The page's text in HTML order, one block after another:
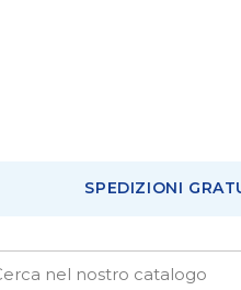
SPEDIZIONI
Ottimo
Recensioni